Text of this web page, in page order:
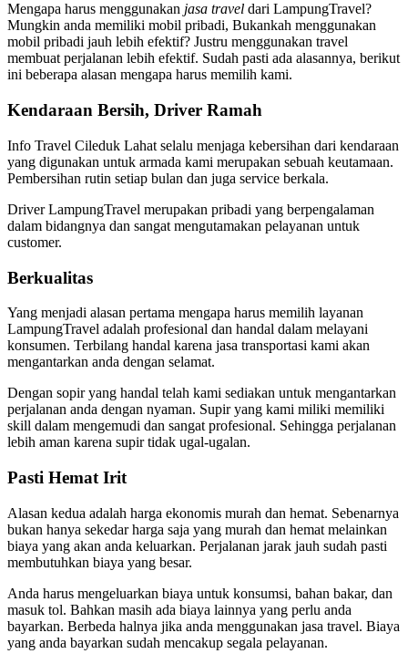
Mengapa harus menggunakan jasa travel dari LampungTravel?
Mungkin anda memiliki mobil pribadi, Bukankah menggunakan
mobil pribadi jauh lebih efektif? Justru menggunakan travel
membuat perjalanan lebih efektif. Sudah pasti ada alasannya, berikut
ini beberapa alasan mengapa harus memilih kami.
Kendaraan Bersih, Driver Ramah
Info Travel Cileduk Lahat selalu menjaga kebersihan dari kendaraan
yang digunakan untuk armada kami merupakan sebuah keutamaan.
Pembersihan rutin setiap bulan dan juga service berkala.
Driver LampungTravel merupakan pribadi yang berpengalaman
dalam bidangnya dan sangat mengutamakan pelayanan untuk
customer.
Berkualitas
Yang menjadi alasan pertama mengapa harus memilih layanan
LampungTravel adalah profesional dan handal dalam melayani
konsumen. Terbilang handal karena jasa transportasi kami akan
mengantarkan anda dengan selamat.
Dengan sopir yang handal telah kami sediakan untuk mengantarkan
perjalanan anda dengan nyaman. Supir yang kami miliki memiliki
skill dalam mengemudi dan sangat profesional. Sehingga perjalanan
lebih aman karena supir tidak ugal-ugalan.
Pasti Hemat Irit
Alasan kedua adalah harga ekonomis murah dan hemat. Sebenarnya
bukan hanya sekedar harga saja yang murah dan hemat melainkan
biaya yang akan anda keluarkan. Perjalanan jarak jauh sudah pasti
membutuhkan biaya yang besar.
Anda harus mengeluarkan biaya untuk konsumsi, bahan bakar, dan
masuk tol. Bahkan masih ada biaya lainnya yang perlu anda
bayarkan. Berbeda halnya jika anda menggunakan jasa travel. Biaya
yang anda bayarkan sudah mencakup segala pelayanan.